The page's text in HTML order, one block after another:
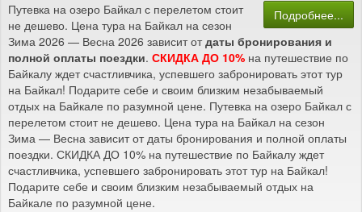
Подробнее...
Путевка на озеро Байкал с перелетом стоит
не дешево. Цена тура на Байкал на сезон
Зима 2026 — Весна 2026 зависит отдаты бронирования и
полной оплаты поездки. СКИДКА ДО 10% на путешествие по
Байкалу ждет счастливчика, успевшего забронировать этот тур
на Байкал! Подарите себе и своим близким незабываемый
отдых на Байкале по разумной цене. Путевка на озеро Байкал с
перелетом стоит не дешево. Цена тура на Байкал на сезон
Зима — Весна зависит от даты бронирования и полной оплаты
поездки. СКИДКА ДО 10% на путешествие по Байкалу ждет
счастливчика, успевшего забронировать этот тур на Байкал!
Подарите себе и своим близким незабываемый отдых на
Байкале по разумной цене.